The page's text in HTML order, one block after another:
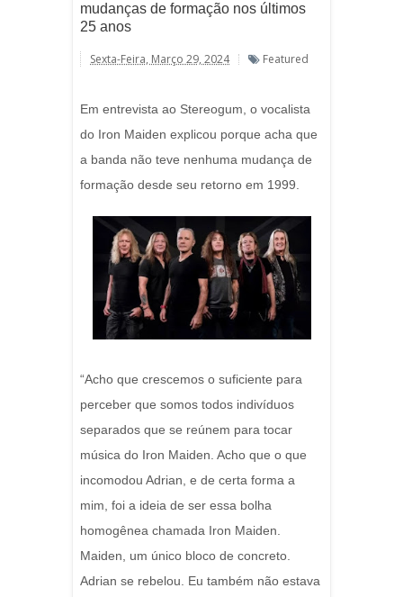
mudanças de formação nos últimos
25 anos
Sexta-Feira, Março 29, 2024 Featured
Em entrevista ao Stereogum, o vocalista
do Iron Maiden explicou porque acha que
a banda não teve nenhuma mudança de
formação desde seu retorno em 1999.
“Acho que crescemos o suficiente para
perceber que somos todos indivíduos
separados que se reúnem para tocar
música do Iron Maiden. Acho que o que
incomodou Adrian, e de certa forma a
mim, foi a ideia de ser essa bolha
homogênea chamada Iron Maiden.
Maiden, um único bloco de concreto.
Adrian se rebelou. Eu também não estava